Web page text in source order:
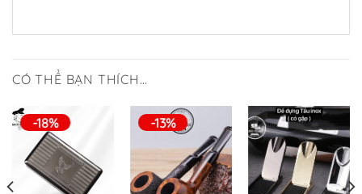
CÓ THỂ BẠN THÍCH…
-18% -13%